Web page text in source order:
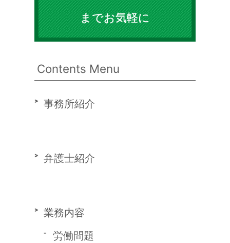
までお気軽に
Contents Menu
事務所紹介
弁護士紹介
業務内容
労働問題